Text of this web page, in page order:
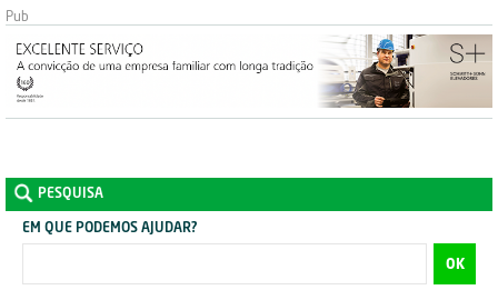
PESQUISA
EM QUE PODEMOS AJUDAR?
OK